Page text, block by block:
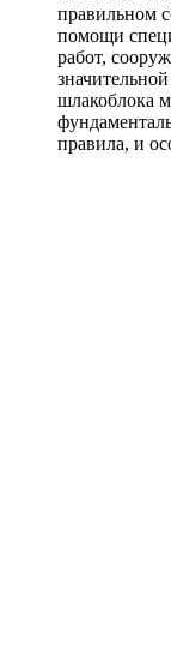
правильном
помощи
работ,
шлакоблока
правила, и